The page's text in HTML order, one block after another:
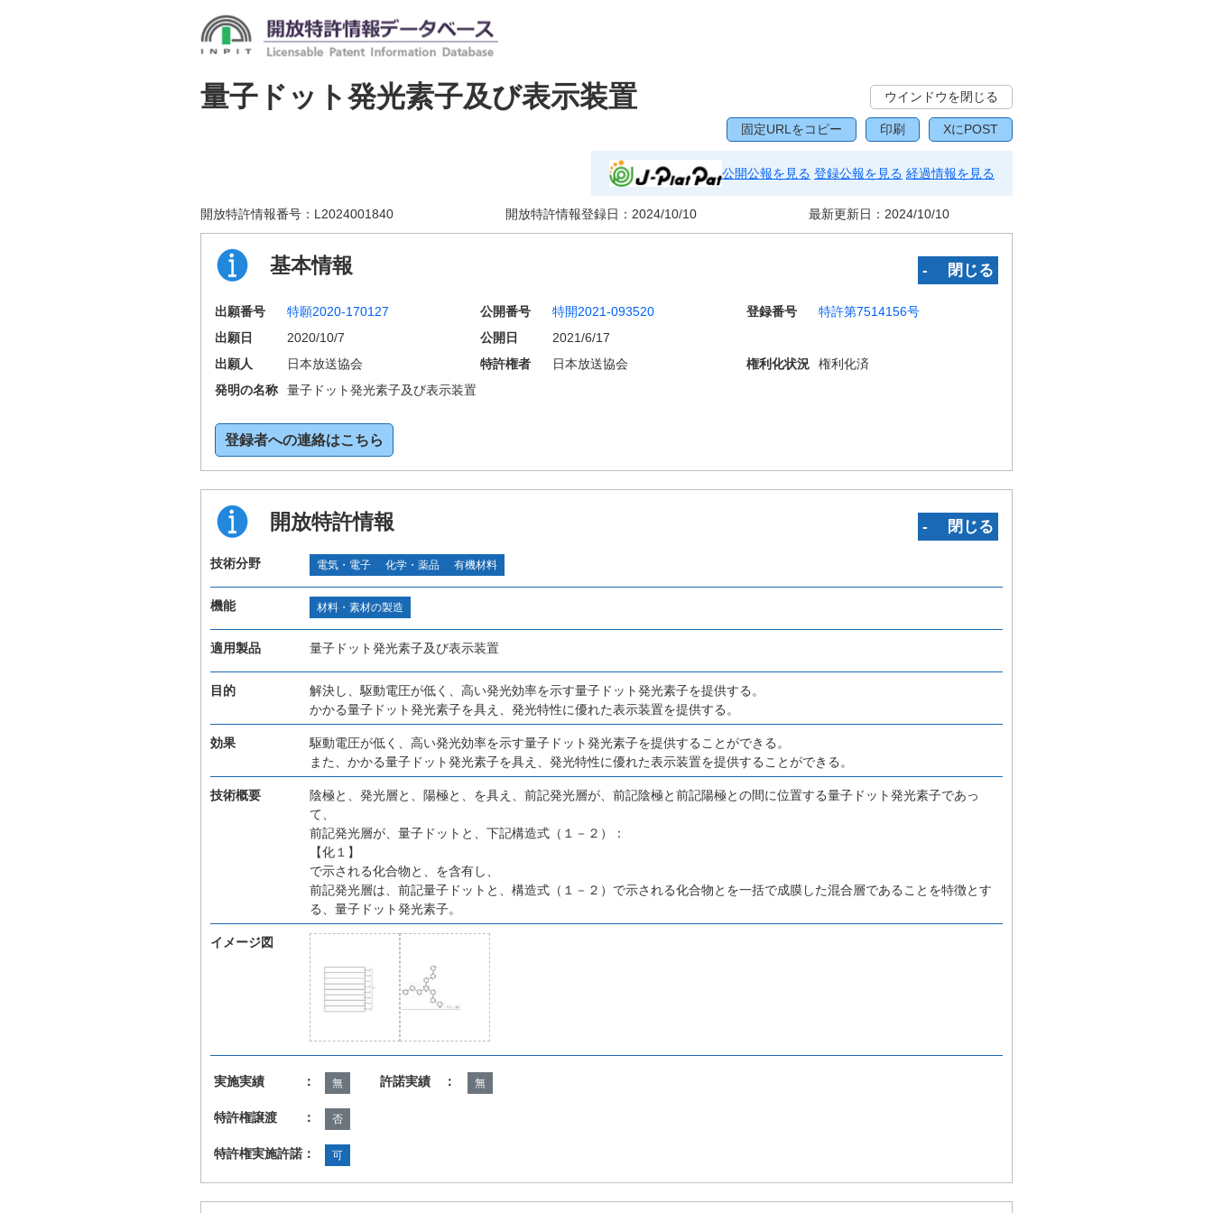
量子ドット発光素子及び表示装置 ウインドウを閉じる
固定URLをコピー 印刷 XにPOST
公開公報を見る 登録公報を見る 経過情報を見る
開放特許情報番号： L2024001840 開放特許情報登録日： 2024/10/10 最新更新日： 2024/10/10
基本情報 ‐ 閉じる
出願番号 特願2020-170127 公開番号 特開2021-093520 登録番号
特許第7514156号
出願日
2020/10/7 公開日
2021/6/17
出願人
日本放送協会 特許権者 日本放送協会 権利化状況
権利化済
発明の名称
量子ドット発光素子及び表示装置
登録者への連絡はこちら
開放特許情報 ‐ 閉じる
技術分野 電気・電子 化学・薬品 有機材料
機能 材料・素材の製造
適用製品 量子ドット発光素子及び表示装置
目的
解決し、駆動電圧が低く、高い発光効率を示す量子ドット発光素子を提供する。
かかる量子ドット発光素子を具え、発光特性に優れた表示装置を提供する。
効果
駆動電圧が低く、高い発光効率を示す量子ドット発光素子を提供することができる。
また、かかる量子ドット発光素子を具え、発光特性に優れた表示装置を提供することができる。
技術概要
陰極と、発光層と、陽極と、を具え、前記発光層が、前記陰極と前記陽極との間に位置する量子ドット発光素子であっ
て、
前記発光層が、量子ドットと、下記構造式（１－２）：
【化１】
で示される化合物と、を含有し、
前記発光層は、前記量子ドットと、構造式（１－２）で示される化合物とを一括で成膜した混合層であることを特徴とす
る、量子ドット発光素子。
イメージ図
実施実績 ： 無 許諾実績 ： 無
特許権譲渡 ： 否
特許権実施許諾： 可